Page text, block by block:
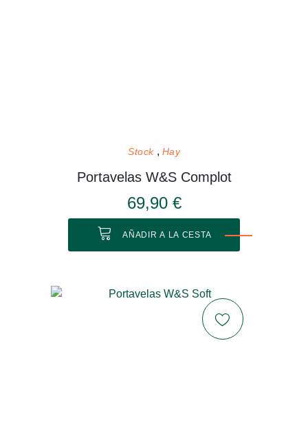
Stock Hay
Portavelas W&S Complot
69,90 €
AÑADIR A LA CESTA